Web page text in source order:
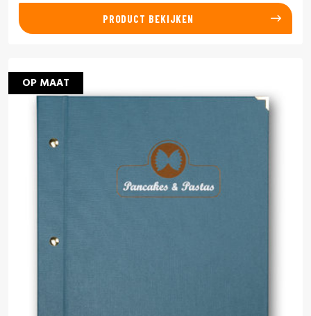
PRODUCT BEKIJKEN
OP MAAT